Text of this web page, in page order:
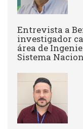
Entrevista a
investigador
área de
Sistema